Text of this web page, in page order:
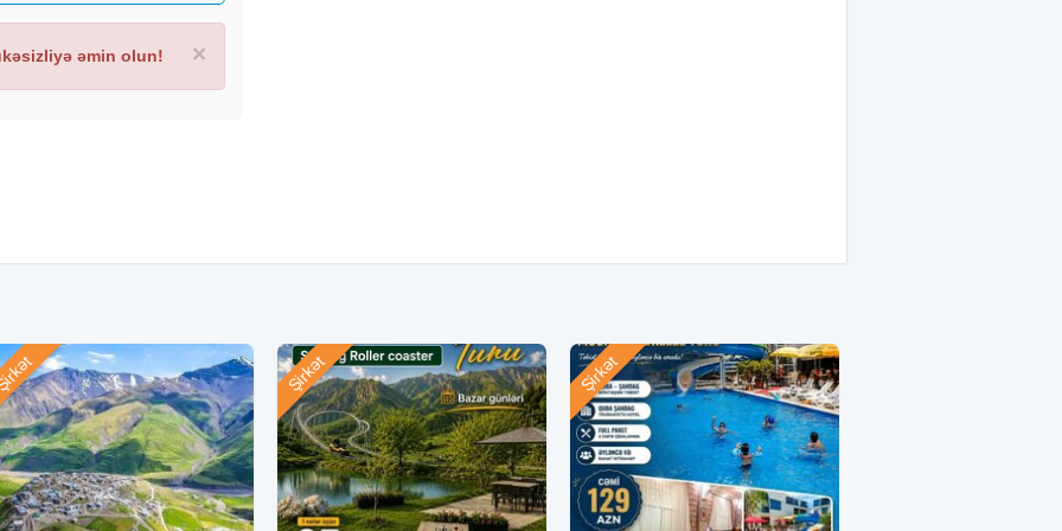
iştirakçısına növbəti tura
ləğv olunmur,
Shoppingin
×
əmin olun!
Şirkət Şirkət